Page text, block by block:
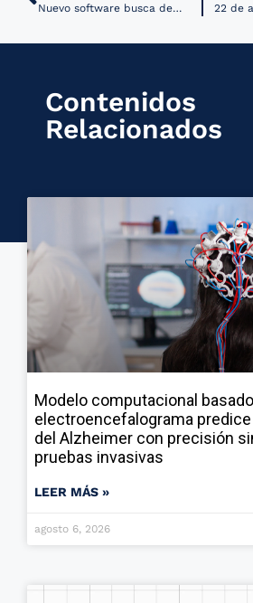
Nuevo software busca democratizar la investigación biomédica y hacer más accesible el análisis de datos
Contenidos
Relacionados
Modelo computacional
electroencefalograma
del Alzheimer con precisión
pruebas invasivas
LEER MÁS »
agosto 6, 2026